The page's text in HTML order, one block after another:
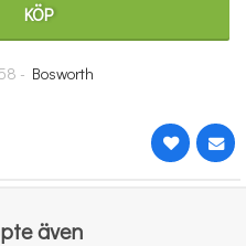
KÖP
- Bosworth
även